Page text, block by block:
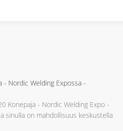
- Nordic Welding Expossa -
Konepaja - Nordic Welding Expo -
sinulla on mahdollisuus keskustella